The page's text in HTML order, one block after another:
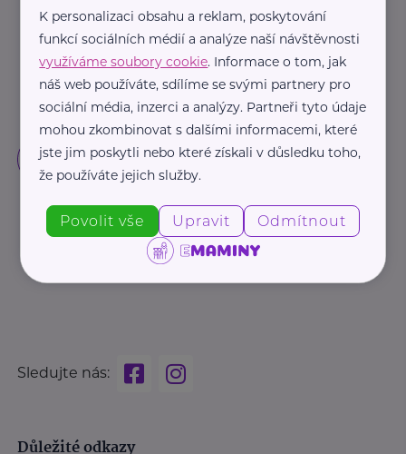
Sledujte nás:
Důležité odkazy
K personalizaci obsahu a reklam, poskytování
funkcí sociálních médií a analýze naší návštěvnosti
využíváme soubory cookie. Informace o tom, jak
náš web používáte, sdílíme se svými partnery pro
sociální média, inzerci a analýzy. Partneři tyto údaje
mohou zkombinovat s dalšími informacemi, které
jste jim poskytli nebo které získali v důsledku toho,
že používáte jejich služby.
Povolit vše Upravit Odmítnout